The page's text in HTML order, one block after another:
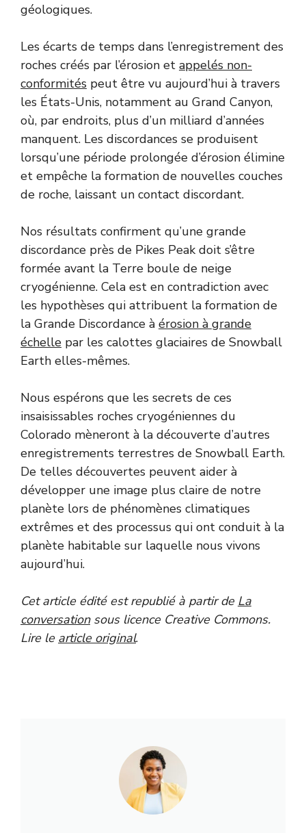
géologiques.
Les écarts de temps dans l’enregistrement des
roches créés par l’érosion et appelés non-
conformités peut être vu aujourd’hui à travers
les États-Unis, notamment au Grand Canyon,
où, par endroits, plus d’un milliard d’années
manquent. Les discordances se produisent
lorsqu’une période prolongée d’érosion élimine
et empêche la formation de nouvelles couches
de roche, laissant un contact discordant.
Nos résultats confirment qu’une grande
discordance près de Pikes Peak doit s’être
formée avant la Terre boule de neige
cryogénienne. Cela est en contradiction avec
les hypothèses qui attribuent la formation de
la Grande Discordance à érosion à grande
échelle par les calottes glaciaires de Snowball
Earth elles-mêmes.
Nous espérons que les secrets de ces
insaisissables roches cryogéniennes du
Colorado mèneront à la découverte d’autres
enregistrements terrestres de Snowball Earth.
De telles découvertes peuvent aider à
développer une image plus claire de notre
planète lors de phénomènes climatiques
extrêmes et des processus qui ont conduit à la
planète habitable sur laquelle nous vivons
aujourd’hui.
Cet article édité est republié à partir de La
conversationsous licence Creative Commons.
Lire le article original.